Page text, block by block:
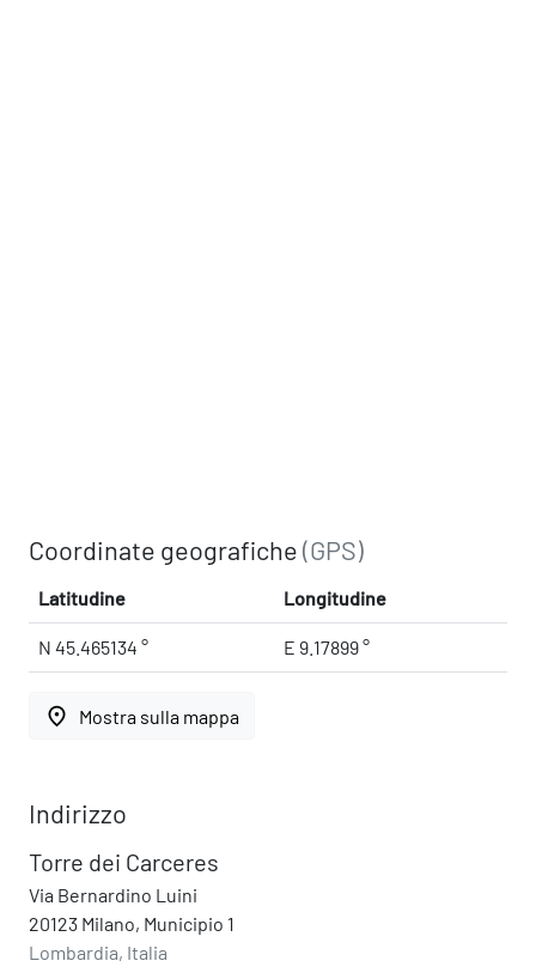
Coordinate geografiche(GPS)
Latitudine Longitudine
N 45.465134 ° E 9.17899 °
place Mostra sulla mappa
Indirizzo
Torre dei Carceres
Via Bernardino Luini
20123 Milano, Municipio 1
Lombardia, Italia